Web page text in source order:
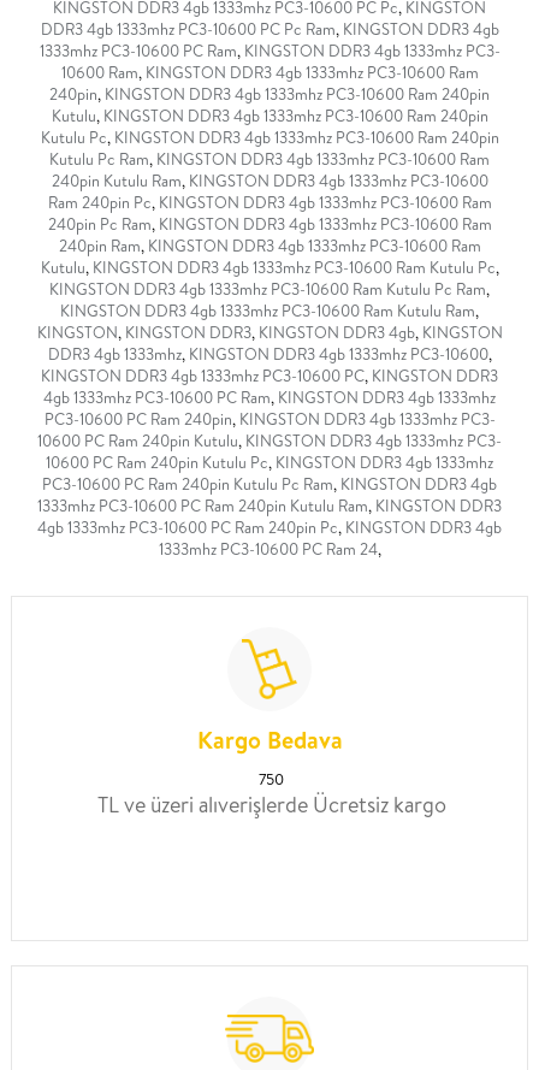
KINGSTON DDR3 4gb 1333mhz PC3-10600 PC Pc, KINGSTON
DDR3 4gb 1333mhz PC3-10600 PC Pc Ram, KINGSTON DDR3 4gb
1333mhz PC3-10600 PC Ram, KINGSTON DDR3 4gb 1333mhz PC3-
10600 Ram, KINGSTON DDR3 4gb 1333mhz PC3-10600 Ram
240pin, KINGSTON DDR3 4gb 1333mhz PC3-10600 Ram 240pin
Kutulu, KINGSTON DDR3 4gb 1333mhz PC3-10600 Ram 240pin
Kutulu Pc, KINGSTON DDR3 4gb 1333mhz PC3-10600 Ram 240pin
Kutulu Pc Ram, KINGSTON DDR3 4gb 1333mhz PC3-10600 Ram
240pin Kutulu Ram, KINGSTON DDR3 4gb 1333mhz PC3-10600
Ram 240pin Pc, KINGSTON DDR3 4gb 1333mhz PC3-10600 Ram
240pin Pc Ram, KINGSTON DDR3 4gb 1333mhz PC3-10600 Ram
240pin Ram, KINGSTON DDR3 4gb 1333mhz PC3-10600 Ram
Kutulu, KINGSTON DDR3 4gb 1333mhz PC3-10600 Ram Kutulu Pc,
KINGSTON DDR3 4gb 1333mhz PC3-10600 Ram Kutulu Pc Ram,
KINGSTON DDR3 4gb 1333mhz PC3-10600 Ram Kutulu Ram,
KINGSTON, KINGSTON DDR3, KINGSTON DDR3 4gb, KINGSTON
DDR3 4gb 1333mhz, KINGSTON DDR3 4gb 1333mhz PC3-10600,
KINGSTON DDR3 4gb 1333mhz PC3-10600 PC, KINGSTON DDR3
4gb 1333mhz PC3-10600 PC Ram, KINGSTON DDR3 4gb 1333mhz
PC3-10600 PC Ram 240pin, KINGSTON DDR3 4gb 1333mhz PC3-
10600 PC Ram 240pin Kutulu, KINGSTON DDR3 4gb 1333mhz PC3-
10600 PC Ram 240pin Kutulu Pc, KINGSTON DDR3 4gb 1333mhz
PC3-10600 PC Ram 240pin Kutulu Pc Ram, KINGSTON DDR3 4gb
1333mhz PC3-10600 PC Ram 240pin Kutulu Ram, KINGSTON DDR3
4gb 1333mhz PC3-10600 PC Ram 240pin Pc, KINGSTON DDR3 4gb
1333mhz PC3-10600 PC Ram 24,
Kargo Bedava
750
TL ve üzeri alıverişlerde Ücretsiz kargo